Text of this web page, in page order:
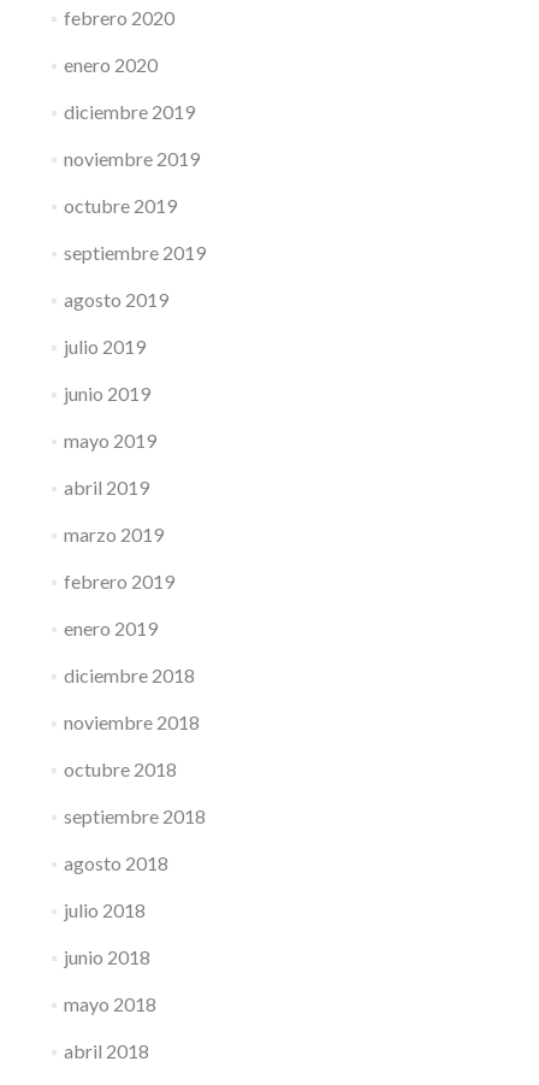
febrero 2020
enero 2020
diciembre 2019
noviembre 2019
octubre 2019
septiembre 2019
agosto 2019
julio 2019
junio 2019
mayo 2019
abril 2019
marzo 2019
febrero 2019
enero 2019
diciembre 2018
noviembre 2018
octubre 2018
septiembre 2018
agosto 2018
julio 2018
junio 2018
mayo 2018
abril 2018